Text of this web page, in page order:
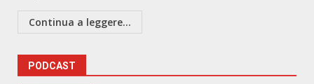
Continua a leggere...
PODCAST